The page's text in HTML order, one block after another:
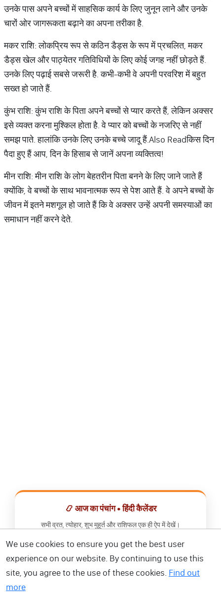
उनके पास अपने बच्चों में साहसिक कार्य के लिए जुनून लाने और उनके
चारों ओर जागरूकता बढ़ाने का अपना तरीका है.
मकर राशि: लोकप्रिय रूप से कठिन डैड्स के रूप में प्रचलित, मकर
डैड्स खेल और पाठ्येतर गतिविधियों के लिए कोई जगह नहीं छोड़ते हैं.
उनके लिए पढ़ाई सबसे जरूरी है. कभी-कभी वे अपनी परवरिश में बहुत
सख्त हो जाते हैं.
कुंभ राशि: कुंभ राशि के पिता अपने बच्चों से प्यार करते हैं, लेकिन अक्सर
इसे व्यक्त करना मुश्किल होता है. वे प्यार को बच्चों के नजरिए से नहीं
समझ पाते. हालांकि उनके लिए उनके बच्चे जादू हैं.Also Readकिस दिन
पैदा हुए हैं आप, दिन के हिसाब से जानें अपना व्यक्तित्व!
मीन राशि: मीन राशि के लोग बेहतरीन पिता बनने के लिए जाने जाते हैं
क्योंकि, वे बच्चों के साथ भावनात्मक रूप से पेश आते हैं. वे अपने बच्चों के
जीवन में इतने मशगूल हो जाते हैं कि वे अक्सर उन्हें अपनी समस्याओं का
समाधान नहीं करने देते.
📿 आज का पंचांग • हिंदी कैलेंडर
सभी व्रत, त्योहार, शुभ मुहूर्त और राशिफल एक ही ऐप में देखें।
📅 हिंदी कैलेंडर ऐप डाउनलोड करें
We use cookies to ensure you get the best user
experience on our website. By continuing to use this
site, you agree to the use of these cookies. Find out
more